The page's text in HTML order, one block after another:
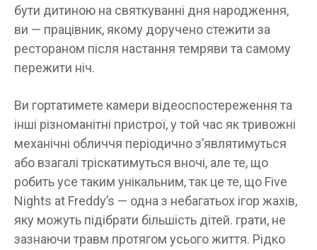
бути дитиною на святкуванні дня народження,
ви — працівник, якому доручено стежити за
рестораном після настання темряви та самому
пережити ніч.
Ви гортатимете камери відеоспостереження та
інші різноманітні пристрої, у той час як тривожні
механічні обличчя періодично з’являтимуться
або взагалі тріскатимуться вночі, але те, що
робить усе таким унікальним, так це те, що Five
Nights at Freddy’s — одна з небагатьох ігор жахів,
яку можуть підібрати більшість дітей. грати, не
зазнаючи травм протягом усього життя. Рідко